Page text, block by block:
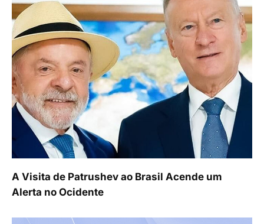
A Visita de Patrushev ao Brasil Acende um
Alerta no Ocidente